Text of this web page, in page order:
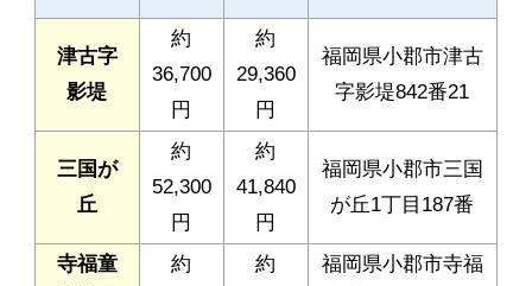
津古字
影堤
約
36,700
円
約
29,360
円
福岡県小郡市津古
字影堤842番21
三国が
丘
約
52,300
円
約
41,840
円
福岡県小郡市三国
が丘1丁目187番
寺福童
約
約
福岡県小郡市寺福